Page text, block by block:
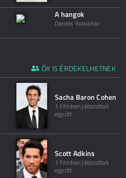
A hangok
Dennis Kowalski
ŐK IS ÉRDEKELHETNEK
Sacha Baron Cohen
1 filmben játszottak
együtt
Scott Adkins
1 filmben játszottak
együtt